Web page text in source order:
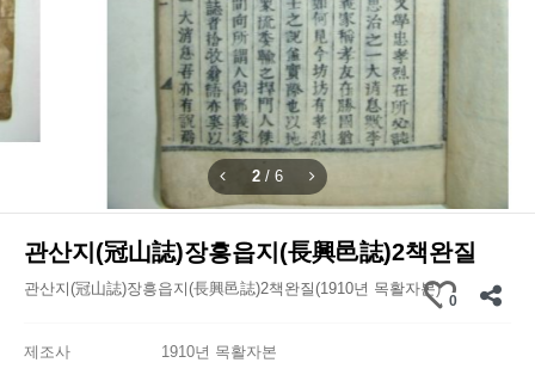
2 / 6
관산지(冠山誌)장흥읍지(長興邑誌)2책완질
관산지(冠山誌)장흥읍지(長興邑誌)2책완질(1910년 목활자본)
0
제조사
1910년 목활자본